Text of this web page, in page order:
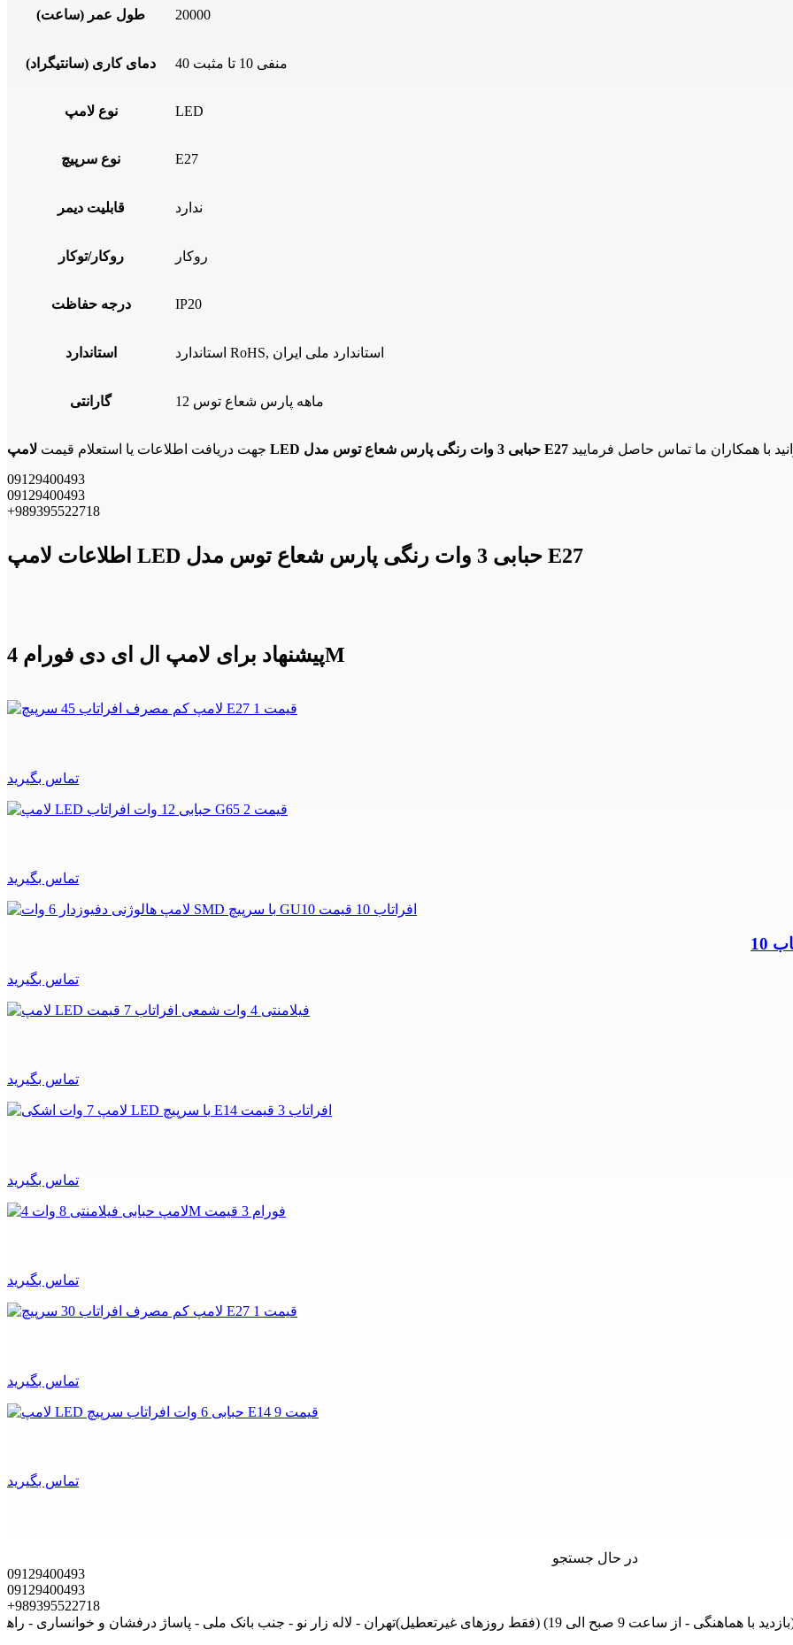
طول عمر (ساعت) 20000
دمای کاری (سانتیگراد) منفی 10 تا مثبت 40
نوع لامپ LED
نوع سرپیچ E27
قابلیت دیمر ندارد
روکار/توکار روکار
درجه حفاظت IP20
استاندارد استاندارد RoHS, استاندارد ملی ایران
گارانتی 12 ماهه پارس شعاع توس
جهت دریافت اطلاعات یا استعلام قیمت لامپ LED حبابی 3 وات رنگی پارس شعاع توس مدل E27
09129400493
09129400493
+989395522718
اطلاعات لامپ LED حبابی 3 وات رنگی پارس شعاع توس مدل E27
پیشنهاد برای لامپ ال ای دی فورام 4M
تماس بگیرید
تماس بگیرید
تماس بگیرید
تماس بگیرید
تماس بگیرید
تماس بگیرید
تماس بگیرید
تماس بگیرید
در حال جستجو
09129400493
09129400493
+989395522718